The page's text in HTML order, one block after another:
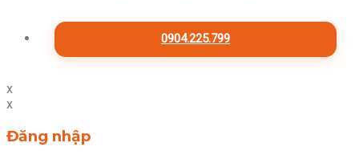
0904.225.799
x
x
Đăng nhập